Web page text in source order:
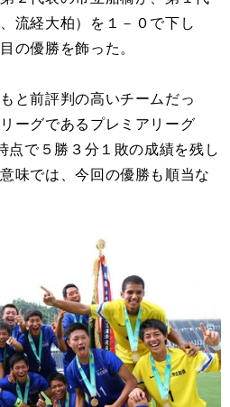
流経大柏）を１－０で下し
の優勝を飾った。
と前評判の高いチームだっ
ーグであるプレミアリーグ
点で５勝３分１敗の成績を残し
味では、今回の優勝も順当な